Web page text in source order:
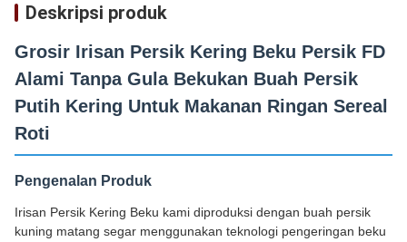
Deskripsi produk
Grosir Irisan Persik Kering Beku Persik FD
Alami Tanpa Gula Bekukan Buah Persik
Putih Kering Untuk Makanan Ringan Sereal
Roti
Pengenalan Produk
Irisan Persik Kering Beku kami diproduksi dengan buah persik
kuning matang segar menggunakan teknologi pengeringan beku